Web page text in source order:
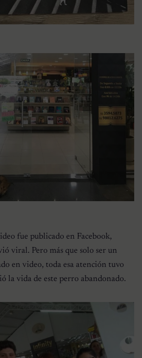
fue publicado en Facebook,
viral. Pero más que solo ser un
en video, toda esa atención tuvo
la vida de este perro abandonado.